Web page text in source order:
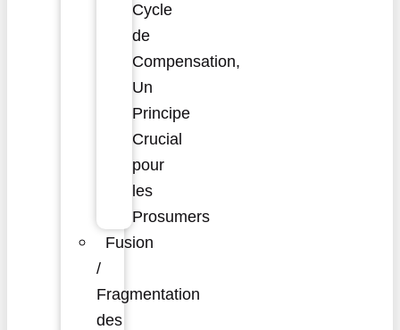
Cycle
de
Compensation,
Un
Principe
Crucial
pour
les
Prosumers
Fusion
/
Fragmentation
des